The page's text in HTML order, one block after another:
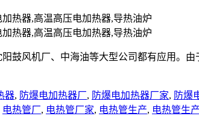
鼓风机厂、中海油等大型公司都有应用。
器, 防爆电加热器厂, 防爆电加热器厂家, 防爆
电热管厂, 电热管厂家, 电热管生产, 电热管生